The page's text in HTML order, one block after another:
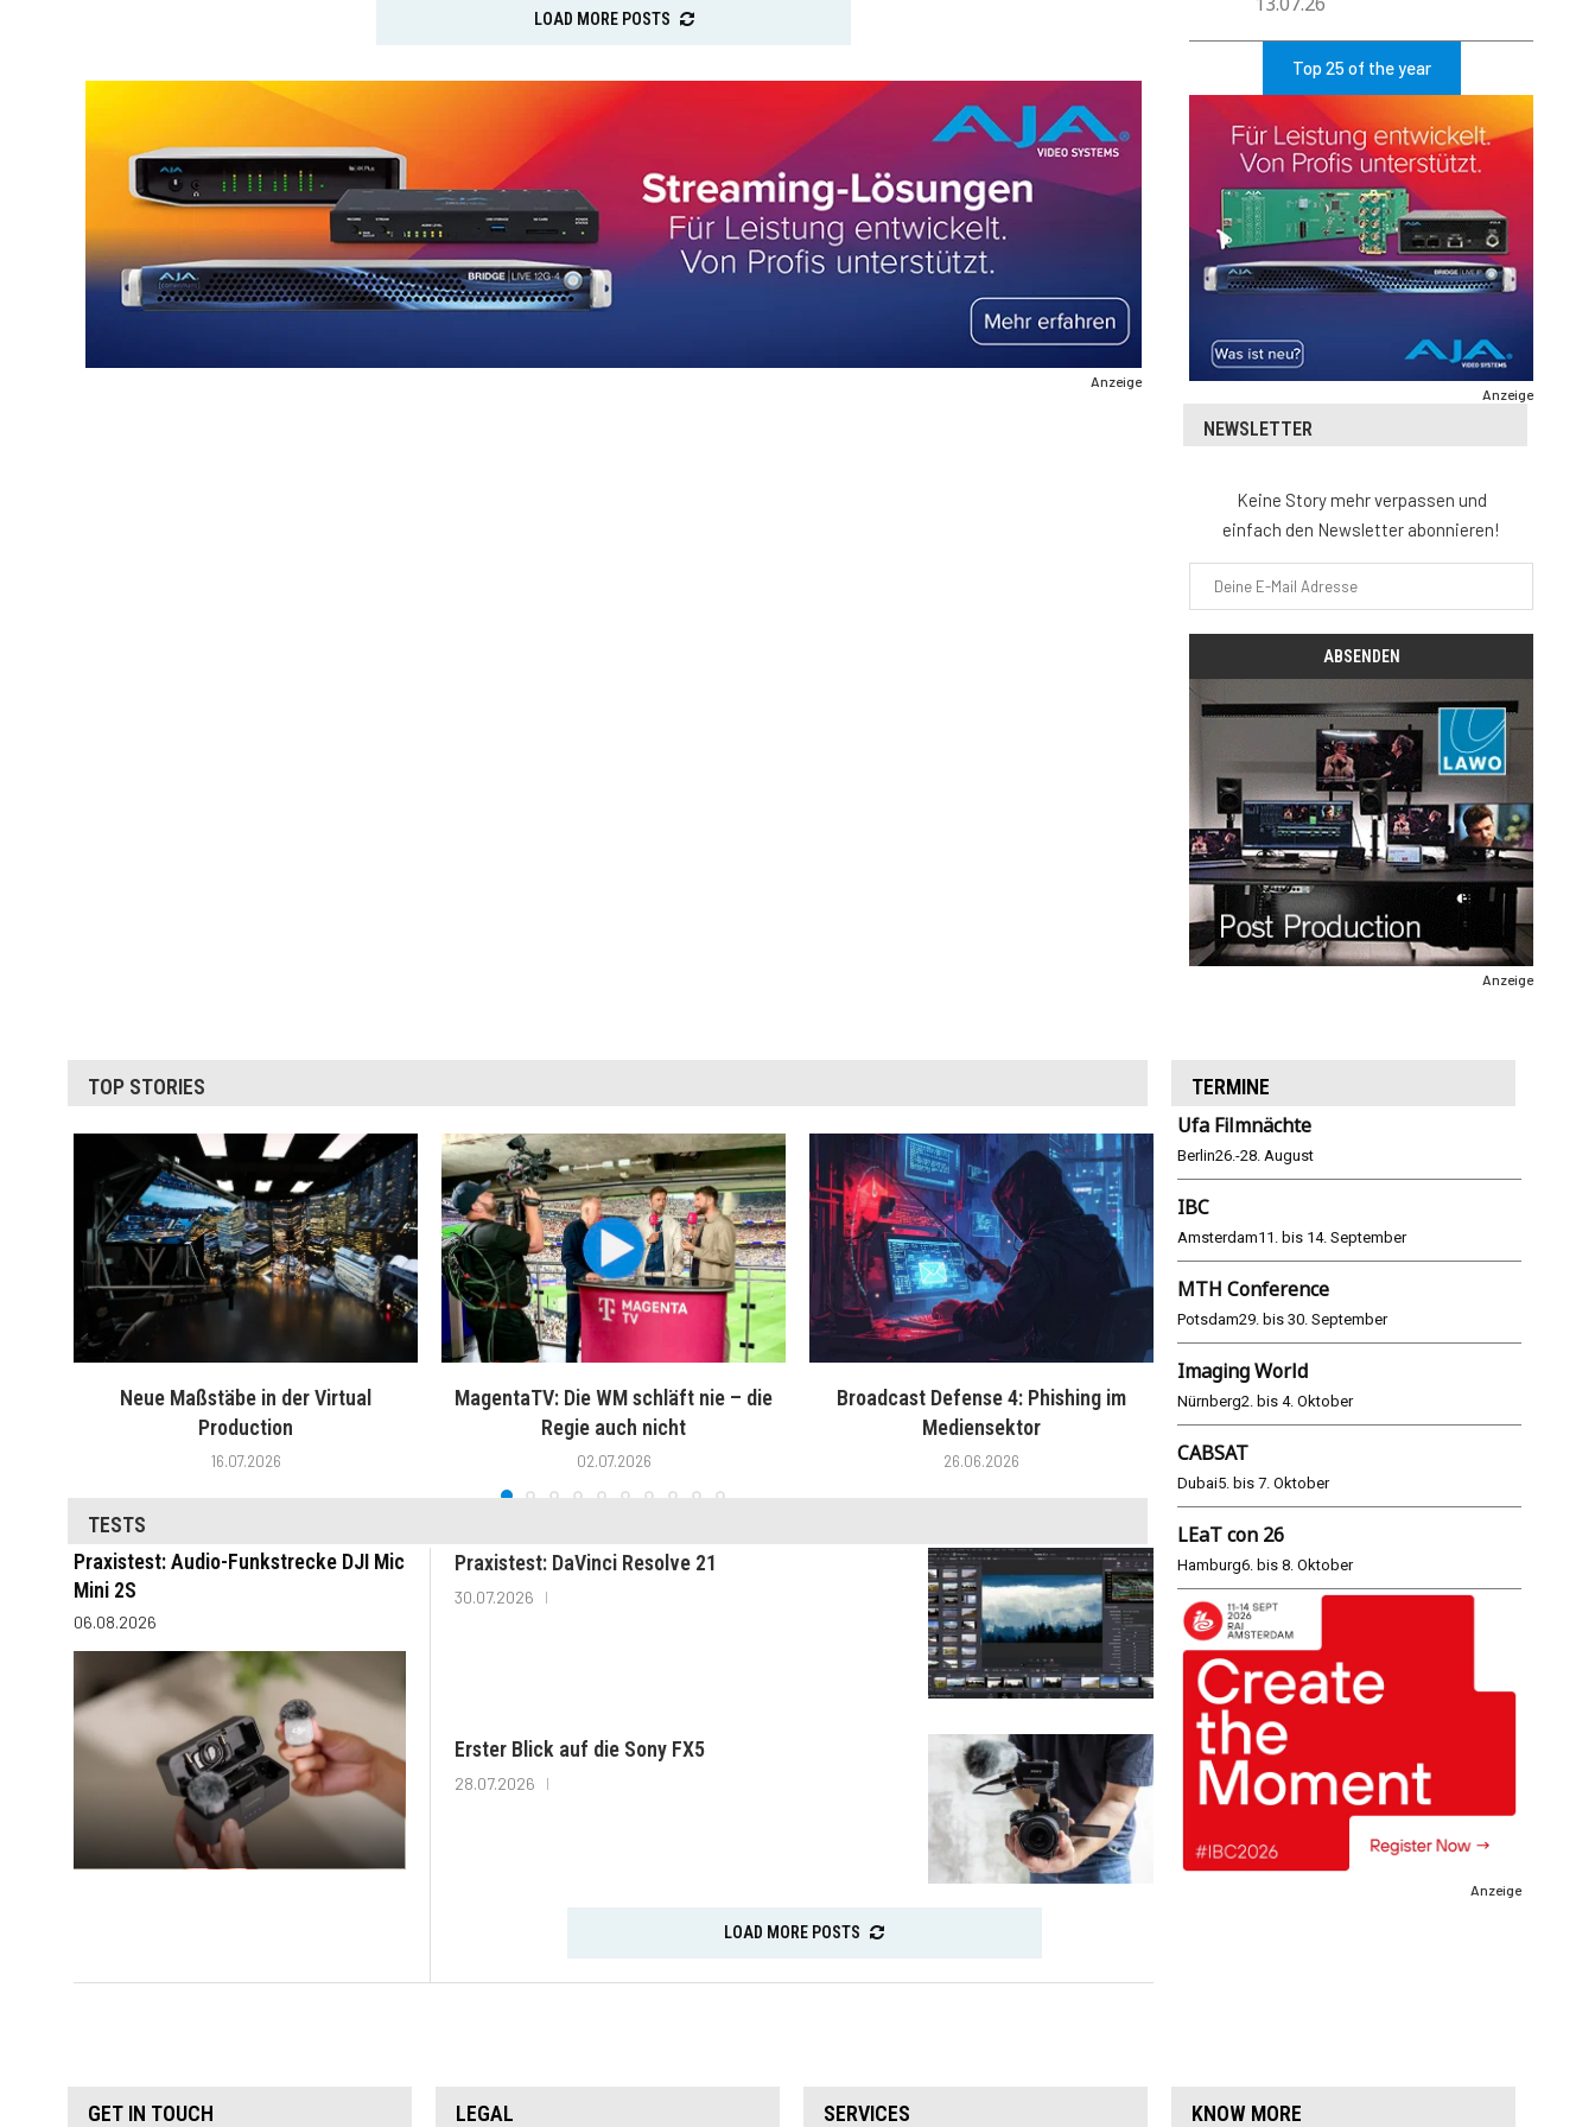
LOAD MORE POSTS
Anzeige
Top 25 of the year
Anzeige
NEWSLETTER
Keine Story mehr verpassen und
einfach den Newsletter abonnieren!
Anzeige
TOP STORIES
Neue Maßstäbe in der Virtual
Production
16.07.2026
MagentaTV: Die WM schläft nie – die
Regie auch nicht
02.07.2026
Broadcast Defense 4: Phishing im
Mediensektor
26.06.2026
WM 2026: ARD und ZDF im Remote-
Modus
TESTS
Praxistest: Audio-Funkstrecke DJI Mic
Mini 2S
06.08.2026
Praxistest: DaVinci Resolve 21
30.07.2026
Erster Blick auf die Sony FX5
28.07.2026
LOAD MORE POSTS
TERMINE
Ufa Filmnächte
Berlin26.-28. August
IBC
Amsterdam11. bis 14. September
MTH Conference
Potsdam29. bis 30. September
Imaging World
Nürnberg2. bis 4. Oktober
CABSAT
Dubai5. bis 7. Oktober
LEaT con 26
Hamburg6. bis 8. Oktober
Anzeige
GET IN TOUCH LEGAL SERVICES KNOW MORE